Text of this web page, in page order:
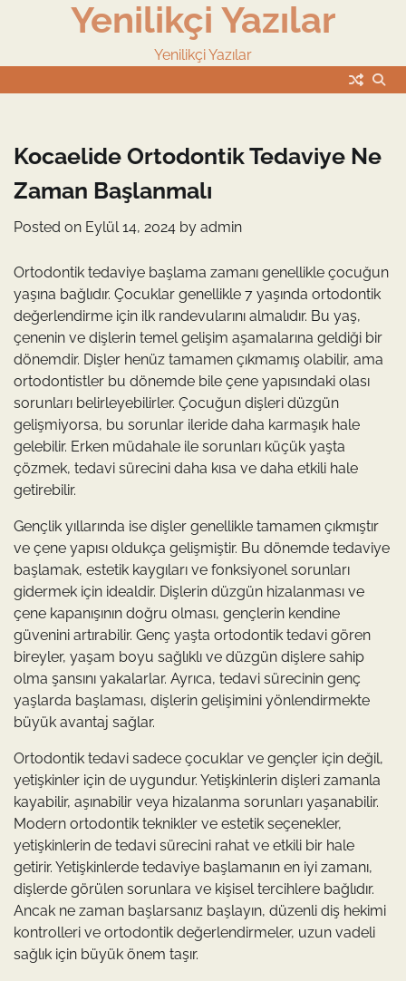
Yenilikçi Yazılar
Yenilikçi Yazılar
Kocaelide Ortodontik Tedaviye Ne
Zaman Başlanmalı
Posted on Eylül 14, 2024 by admin
Ortodontik tedaviye başlama zamanı genellikle çocuğun
yaşına bağlıdır. Çocuklar genellikle 7 yaşında ortodontik
değerlendirme için ilk randevularını almalıdır. Bu yaş,
çenenin ve dişlerin temel gelişim aşamalarına geldiği bir
dönemdir. Dişler henüz tamamen çıkmamış olabilir, ama
ortodontistler bu dönemde bile çene yapısındaki olası
sorunları belirleyebilirler. Çocuğun dişleri düzgün
gelişmiyorsa, bu sorunlar ileride daha karmaşık hale
gelebilir. Erken müdahale ile sorunları küçük yaşta
çözmek, tedavi sürecini daha kısa ve daha etkili hale
getirebilir.
Gençlik yıllarında ise dişler genellikle tamamen çıkmıştır
ve çene yapısı oldukça gelişmiştir. Bu dönemde tedaviye
başlamak, estetik kaygıları ve fonksiyonel sorunları
gidermek için idealdir. Dişlerin düzgün hizalanması ve
çene kapanışının doğru olması, gençlerin kendine
güvenini artırabilir. Genç yaşta ortodontik tedavi gören
bireyler, yaşam boyu sağlıklı ve düzgün dişlere sahip
olma şansını yakalarlar. Ayrıca, tedavi sürecinin genç
yaşlarda başlaması, dişlerin gelişimini yönlendirmekte
büyük avantaj sağlar.
Ortodontik tedavi sadece çocuklar ve gençler için değil,
yetişkinler için de uygundur. Yetişkinlerin dişleri zamanla
kayabilir, aşınabilir veya hizalanma sorunları yaşanabilir.
Modern ortodontik teknikler ve estetik seçenekler,
yetişkinlerin de tedavi sürecini rahat ve etkili bir hale
getirir. Yetişkinlerde tedaviye başlamanın en iyi zamanı,
dişlerde görülen sorunlara ve kişisel tercihlere bağlıdır.
Ancak ne zaman başlarsanız başlayın, düzenli diş hekimi
kontrolleri ve ortodontik değerlendirmeler, uzun vadeli
sağlık için büyük önem taşır.